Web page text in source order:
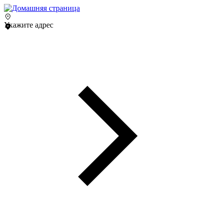
Укажите адрес